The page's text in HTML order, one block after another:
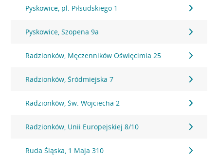
Pyskowice, pl. Piłsudskiego 1
Pyskowice, Szopena 9a
Radzionków, Męczenników Oświęcimia 25
Radzionków, Śródmiejska 7
Radzionków, Św. Wojciecha 2
Radzionków, Unii Europejskiej 8/10
Ruda Śląska, 1 Maja 310